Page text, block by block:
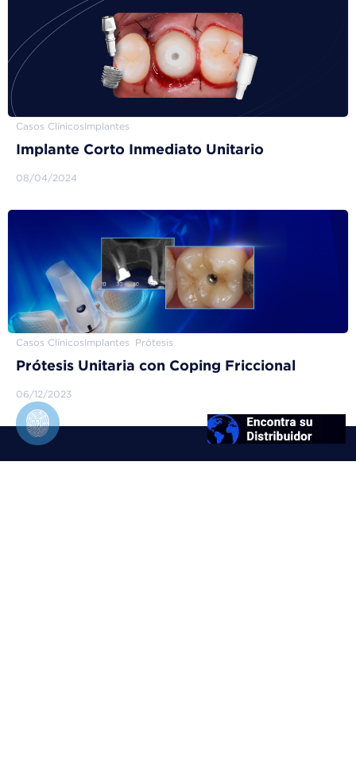
Casos Clínicos Implantes
Implante Corto Inmediato Unitario
08/04/2024
Casos Clínicos Implantes Prótesis
Prótesis Unitaria con Coping Friccional
06/12/2023